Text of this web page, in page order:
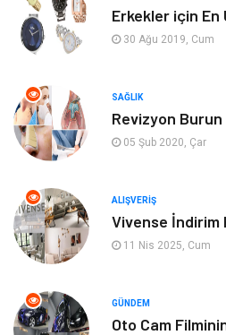
Tekstil
Plastik
Aksesuar
Hediyelik Eşya
Bilişim
Erkekler için En
30 Ağu 2019, Cum
SAĞLIK
Revizyon
05 Şub 2020, Çar
ALIŞVERIŞ
Vivense İndirim
11 Nis 2025, Cum
GÜNDEM
Oto Cam